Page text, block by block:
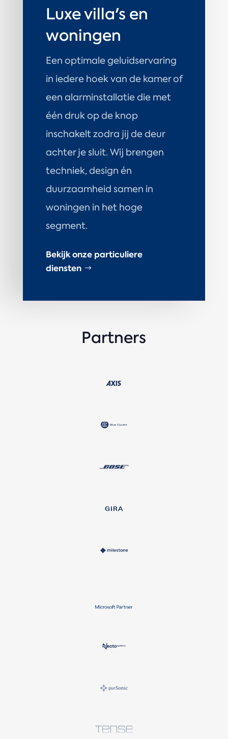
Luxe villa's en
woningen
Een optimale geluidservaring
in iedere hoek van de kamer of
een alarminstallatie die met
één druk op de knop
inschakelt zodra jij de deur
achter je sluit. Wij brengen
techniek, design én
duurzaamheid samen in
woningen in het hoge
segment.
Bekijk onze particuliere
diensten
Partners